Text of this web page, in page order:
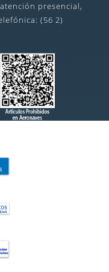
presencial,
(56 2)